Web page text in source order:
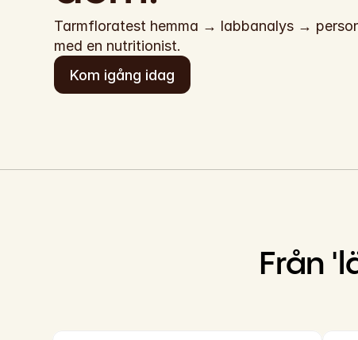
Tarmfloratest hemma → labbanalys →
med en nutritionist.
Kom igång idag
Från